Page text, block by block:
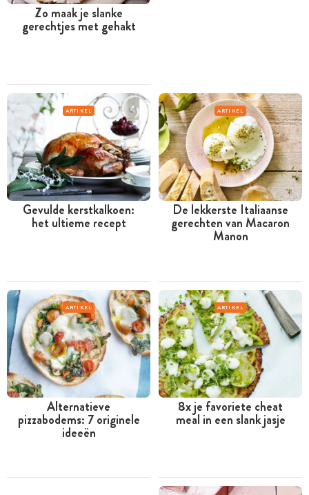
Zo maak je slanke
gerechtjes met gehakt
ARTIKEL
Gevulde kerstkalkoen:
het ultieme recept
ARTIKEL
De lekkerste Italiaanse
gerechten van Macaron
Manon
ARTIKEL
Alternatieve
pizzabodems: 7 originele
ideeën
ARTIKEL
8x je favoriete cheat
meal in een slank jasje